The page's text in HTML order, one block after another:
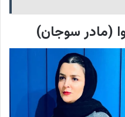
(مادر سوجان)